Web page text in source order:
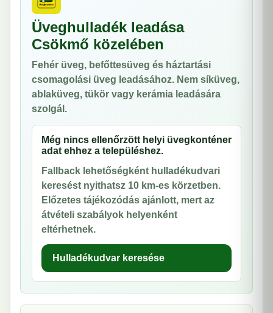
Üveghulladék leadása
Csökmő közelében
Fehér üveg, befőttesüveg és háztartási
csomagolási üveg leadásához. Nem síküveg,
ablaküveg, tükör vagy kerámia leadására
szolgál.
Még nincs ellenőrzött helyi üvegkonténer
adat ehhez a településhez.
Fallback lehetőségként hulladékudvari
keresést nyithatsz 10 km-es körzetben.
Előzetes tájékozódás ajánlott, mert az
átvételi szabályok helyenként
eltérhetnek.
Hulladékudvar keresése